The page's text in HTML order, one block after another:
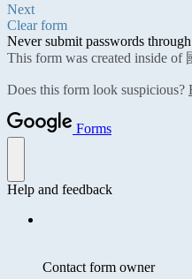
Next
Clear form
Never submit passwords
This form was created inside
Does this form look suspicious?
Forms
Help and feedback
Contact form owner